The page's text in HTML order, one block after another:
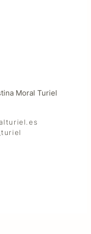
Moral Turiel